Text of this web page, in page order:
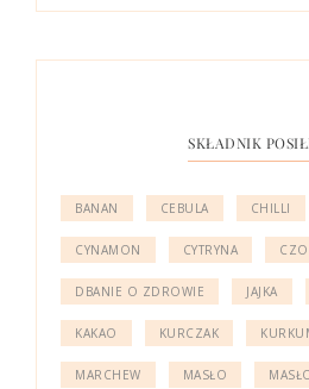
SKŁADNIK
BANAN CEBULA CHILLI
CYNAMON CYTRYNA
DBANIE O ZDROWIE JAJKA
KAKAO KURCZAK
MARCHEW MASŁO